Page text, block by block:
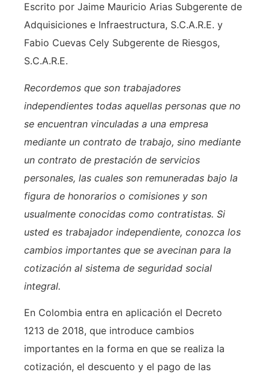
Escrito por Jaime Mauricio Arias Subgerente de
Adquisiciones e Infraestructura, S.C.A.R.E. y
Fabio Cuevas Cely Subgerente de Riesgos,
S.C.A.R.E.
Recordemos que son trabajadores
independientes todas aquellas personas que no
se encuentran vinculadas a una empresa
mediante un contrato de trabajo, sino mediante
un contrato de prestación de servicios
personales, las cuales son remuneradas bajo la
figura de honorarios o comisiones y son
usualmente conocidas como contratistas. Si
usted es trabajador independiente, conozca los
cambios importantes que se avecinan para la
cotización al sistema de seguridad social
integral.
En Colombia entra en aplicación el Decreto
1213 de 2018, que introduce cambios
importantes en la forma en que se realiza la
cotización, el descuento y el pago de las